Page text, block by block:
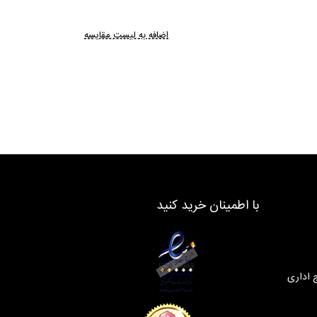
اضافه به لیست مقایسه
اداری
با اطمینان خرید کنید